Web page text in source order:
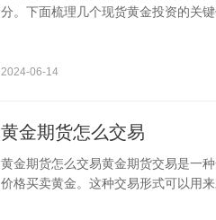
分。下面梳理几个现货黄金投资的关
2024-06-14
黄金期货怎么交易
黄金期货怎么交易黄金期货交易是一
价格买卖黄金。这种交易形式可以用